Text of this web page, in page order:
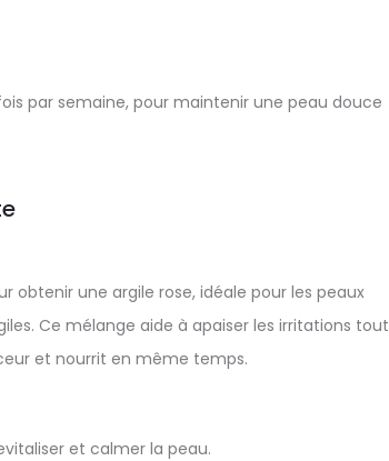
par semaine, pour maintenir une peau douce
obtenir une argile rose, idéale pour les peaux
Ce mélange aide à apaiser les irritations tout
et nourrit en même temps.
et calmer la peau.